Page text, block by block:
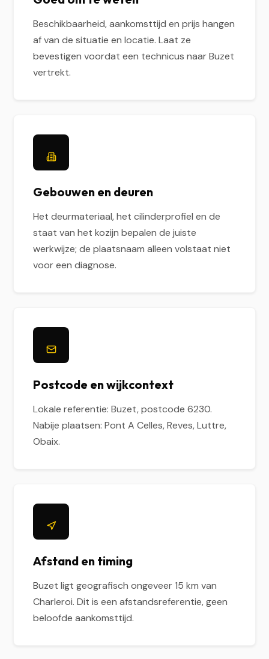
Beschikbaarheid, aankomsttijd en prijs hangen
af van de situatie en locatie. Laat ze
bevestigen voordat een technicus naar Buzet
vertrekt.
Gebouwen en deuren
Het deurmateriaal, het cilinderprofiel en de
staat van het kozijn bepalen de juiste
werkwijze; de plaatsnaam alleen volstaat niet
voor een diagnose.
Postcode en wijkcontext
Lokale referentie: Buzet, postcode 6230.
Nabije plaatsen: Pont A Celles, Reves, Luttre,
Obaix.
Afstand en timing
Buzet ligt geografisch ongeveer 15 km van
Charleroi. Dit is een afstandsreferentie, geen
beloofde aankomsttijd.